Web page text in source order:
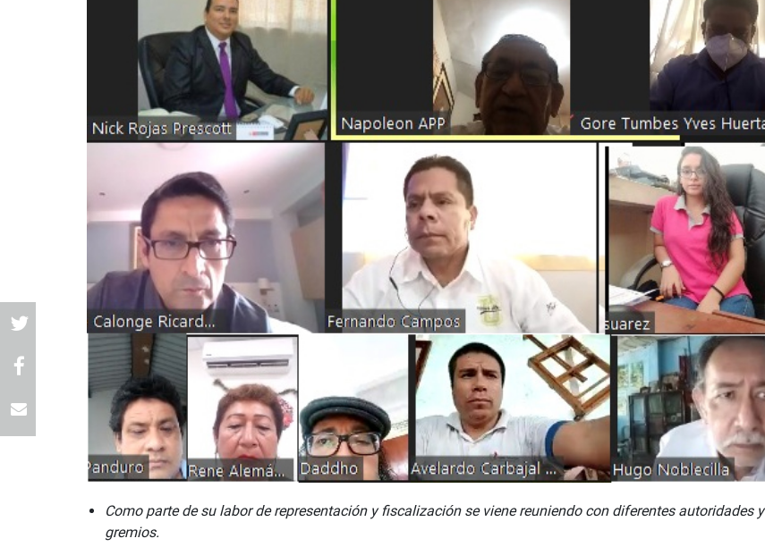
Como parte de su labor de representación y fiscalización se viene reuniendo con diferentes autoridades y
gremios.